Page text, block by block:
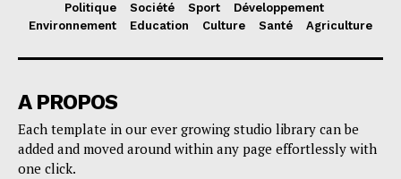
Politique Société Sport
Développement
Environnement
Education Culture Santé Agriculture
A PROPOS
Each template in our ever growing studio library can be
added and moved around within any page effortlessly with
one click.